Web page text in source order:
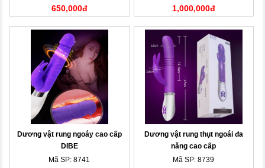
650,000đ 1,000,000đ
Dương vật rung ngoáy cao cấp
DIBE
Mã SP: 8741
Dương vật rung thụt ngoái đa
năng cao cấp
Mã SP: 8739